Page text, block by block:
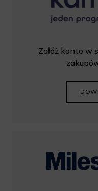
Załóż konto w